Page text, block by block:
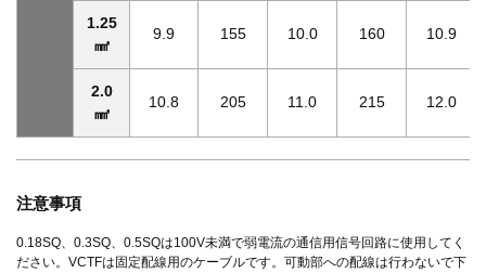
1.25
㎟
9.9 155 10.0 160 10.9
2.0
㎟
10.8 205 11.0 215 12.0
注意事項
0.18SQ、0.3SQ、0.5SQは100V未満で弱電流の通信用信号回路に使用してく
ださい。VCTFは固定配線用のケーブルです。可動部への配線は行わないで下